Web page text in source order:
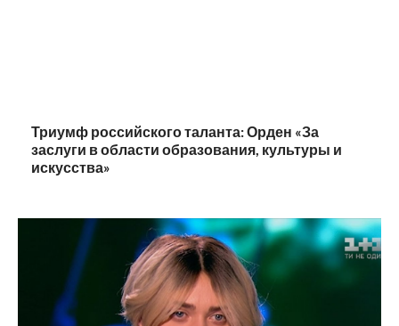
Триумф российского таланта: Орден «За
заслуги в области образования, культуры и
искусства»